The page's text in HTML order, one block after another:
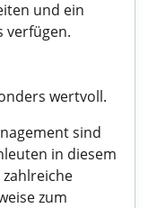
und ein
verfügen.
wertvoll.
sind
in diesem
zum